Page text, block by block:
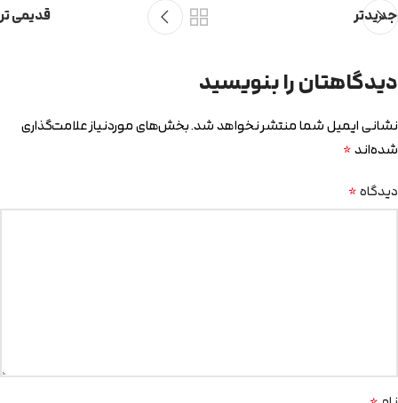
جدیدتر قدیمی تر
دیدگاهتان را بنویسید
نشانی ایمیل شما منتشر نخواهد شد.بخش‌های موردنیاز علامت‌گذاری
شده‌اند*
دیدگاه*